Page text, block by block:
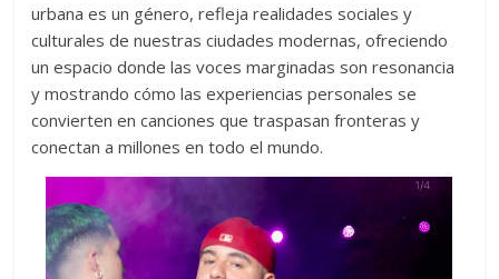
urbana es un género, refleja realidades sociales y
culturales de nuestras ciudades modernas, ofreciendo
un espacio donde las voces marginadas son resonancia
y mostrando cómo las experiencias personales se
convierten en canciones que traspasan fronteras y
conectan a millones en todo el mundo.